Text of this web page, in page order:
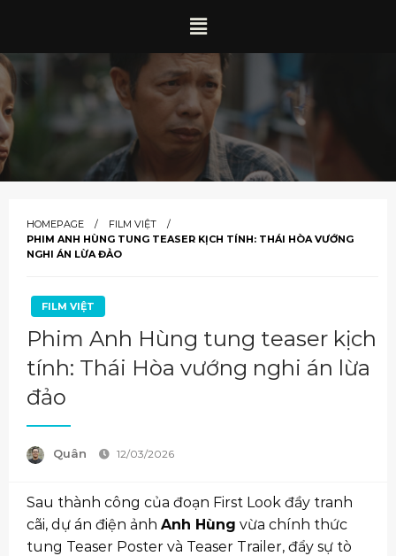
HOMEPAGE
FILM VIỆT
PHIM ANH HÙNG TUNG TEASER KỊCH TÍNH: THÁI HÒA VƯỚNG
NGHI ÁN LỪA ĐẢO
FILM VIỆT
Phim Anh Hùng tung teaser kịch
tính: Thái Hòa vướng nghi án lừa
đảo
Quân 12/03/2026
Sau thành công của đoạn First Look đầy tranh
cãi, dự án điện ảnh Anh Hùng vừa chính thức
tung Teaser Poster và Teaser Trailer, đẩy sự tò